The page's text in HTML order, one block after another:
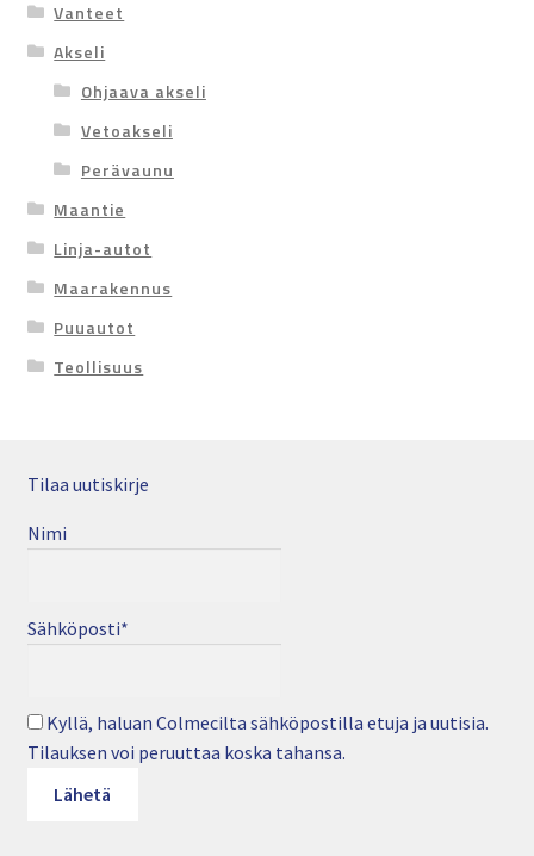
Vanteet
Akseli
Ohjaava akseli
Vetoakseli
Perävaunu
Maantie
Linja-autot
Maarakennus
Puuautot
Teollisuus
Tilaa uutiskirje
Nimi
Sähköposti*
Kyllä, haluan Colmecilta sähköpostilla etuja ja uutisia.
Tilauksen voi peruuttaa koska tahansa.